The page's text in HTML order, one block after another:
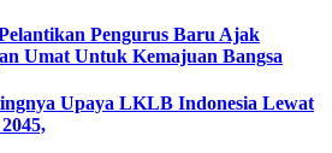
Pengurus Baru Ajak
Umat Untuk Kemajuan Bangsa
Upaya LKLB Indonesia Lewat